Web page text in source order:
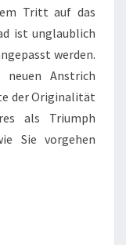
Tritt auf das
ist unglaublich
werden.
Anstrich
der Originalität
als Triumph
Sie vorgehen